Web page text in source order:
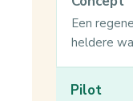
Een
heldere
Pilot